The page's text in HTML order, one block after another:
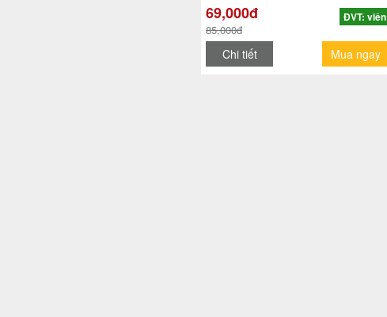
69,000đ
85,000đ
ĐVT: viên
Chi tiết Mua ngay